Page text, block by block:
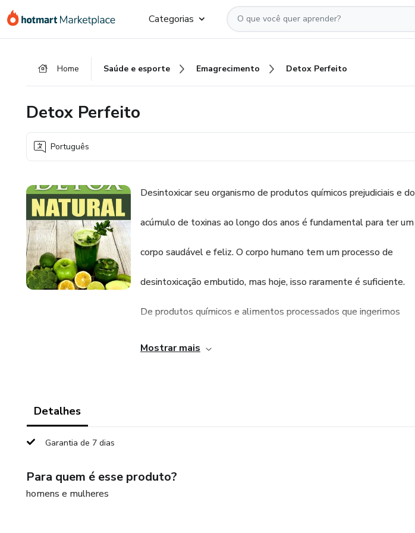
para
para
para
Categorias
Home Saúde e esporte Emagrecimento Detox Perfeito
Detox Perfeito
Português
Desintoxicar seu organismo de produtos químicos prejudiciais e do
acúmulo de toxinas ao longo dos anos é fundamental para ter um
corpo saudável e feliz. O corpo humano tem um processo de
desintoxicação embutido, mas hoje, isso raramente é suficiente.
De produtos químicos e alimentos processados que ingerimos
diariamente a poluentes que se acumulam continuamente à nossa
física.
Mostrar mais
Detalhes
Garantia de 7 dias
Para quem é esse produto?
homens e mulheres